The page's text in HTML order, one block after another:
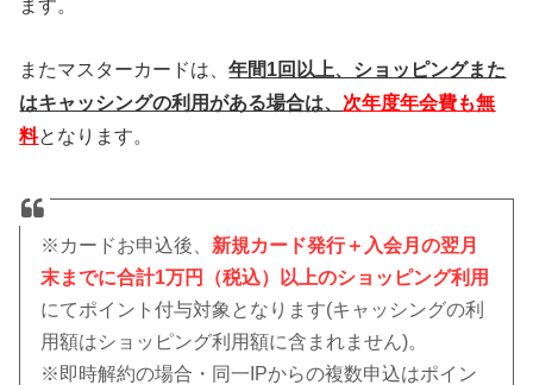
またマスターカードは、年間1回以上、ショッピングまた
はキャッシングの利用がある場合は、 次年度年会費も無
料となります。
※カードお申込後、 新規カード発行＋入会月の翌月
末までに合計1万円（税込）以上のショッピング利用
にてポイント付与対象となります(キャッシングの利
用額はショッピング利用額に含まれません)。
※即時解約の場合・同一IPからの複数申込はポイン